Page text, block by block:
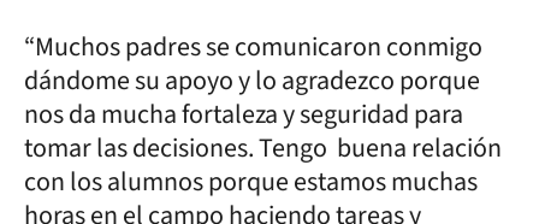
“Muchos padres se comunicaron conmigo
dándome su apoyo y lo agradezco porque
nos da mucha fortaleza y seguridad para
tomar las decisiones. Tengo buena relación
con los alumnos porque estamos muchas
horas en el campo haciendo tareas y